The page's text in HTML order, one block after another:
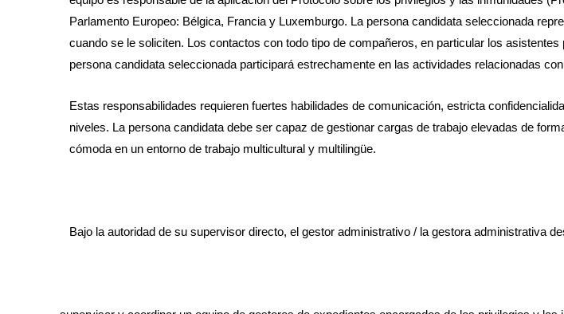
Parlamento Europeo: Bélgica, Francia y Luxemburgo. La persona candidata seleccionada
cuando se le soliciten. Los contactos con todo tipo de compañeros, en particular los
persona candidata seleccionada participará estrechamente en las actividades relacionadas
Estas responsabilidades requieren fuertes habilidades de comunicación, estricta
niveles. La persona candidata debe ser capaz de gestionar cargas de trabajo elevadas de
cómoda en un entorno de trabajo multicultural y multilingüe.
Bajo la autoridad de su supervisor directo, el gestor administrativo / la gestora administrativa